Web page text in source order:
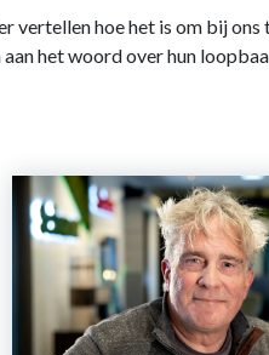
vertellen hoe het is om bij ons
aan het woord over hun